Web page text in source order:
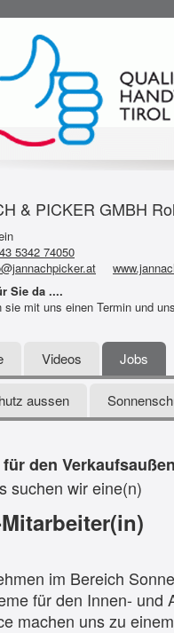
& PICKER GMBH
5342 74050
Sie da ....
sie mit uns einen Termin und
Videos Jobs
aussen
den
suchen wir eine(n)
im Bereich
für den Innen-
machen uns zu